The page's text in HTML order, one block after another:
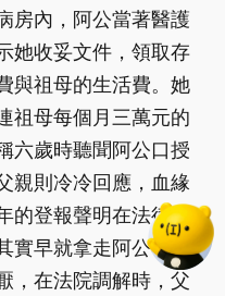
房內，阿公當著醫護
她收妥文件，領取存
與祖母的生活費。她
祖母每個月三萬元的
六歲時聽聞阿公口授
親則冷冷回應，血緣
的登報聲明在法律上
實早就拿走阿公不少
，在法院調解時，父